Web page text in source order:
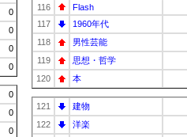
0
0
0
0
0
0
0
116
Flash
117
1960年代
118
男性芸能
119
思想・哲学
120
本
121
建物
122
洋楽